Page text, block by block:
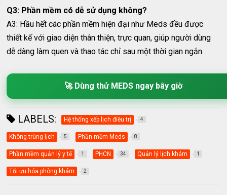
Q3: Phần mềm có dễ sử dụng không?
A3: Hầu hết các phần mềm hiện đại như Meds đều được
thiết kế với giao diện thân thiện, trực quan, giúp người dùng
dễ dàng làm quen và thao tác chỉ sau một thời gian ngắn.
🚀 Dùng thử MEDS ngay bây giờ
LABELS: Hệ thống xếp lịch điều trị 4
Không trùng lịch 5 Phần mềm Meds 8
Phần mềm quản lý y tế 1 PHCN 34 Quản lý lịch khám 1
Tối ưu hóa phòng khám 2